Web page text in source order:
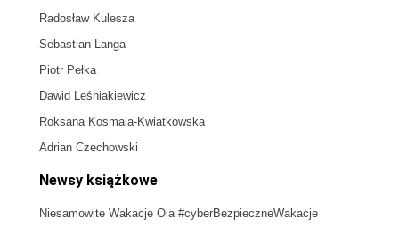
Radosław Kulesza
Sebastian Langa
Piotr Pełka
Dawid Leśniakiewicz
Roksana Kosmala-Kwiatkowska
Adrian Czechowski
Newsy książkowe
Niesamowite Wakacje Ola #cyberBezpieczneWakacje